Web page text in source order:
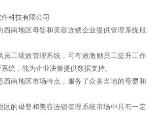
科技有限公司
西南地区母婴和美容连锁企业提供管理系统服
员工绩效管理系统，可有效激励员工提升工作
统，能为企业决策提供数据支持。
西南地区市场特点，服务了众多当地的母婴和
区的母婴和美容连锁管理系统市场中具有一定